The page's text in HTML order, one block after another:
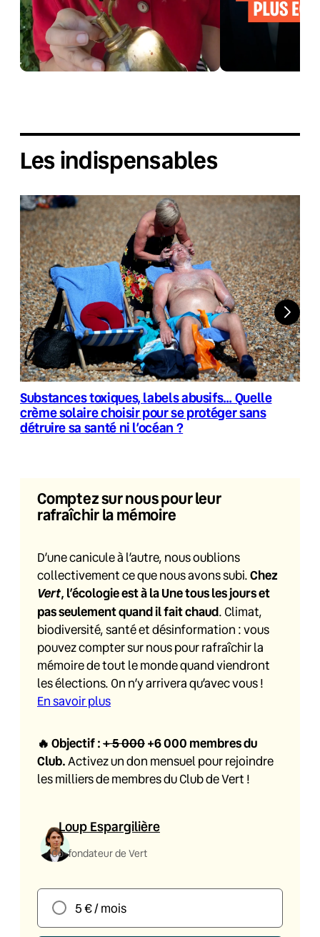
Les indispensables
Substances toxiques, labels abusifs… Quelle
crème solaire choisir pour se protéger sans
détruire sa santé ni l’océan ?
Comptez sur nous pour leur
rafraîchir la mémoire
D’une canicule à l’autre, nous oublions
collectivement ce que nous avons subi.Chez
Vert, l’écologie est à la Une tous les jours et
pas seulement quand il fait chaud. Climat,
biodiversité, santé et désinformation : vous
pouvez compter sur nous pour rafraîchir la
mémoire de tout le monde quand viendront
les élections. On n’y arrivera qu’avec vous !
En savoir plus
🔥 Objectif :+ 5 000+6 000 membres du
Club.Activez un don mensuel pour rejoindre
les milliers de membres du Club de Vert !
Loup Espargilière
Co-fondateur de Vert
5 € / mois